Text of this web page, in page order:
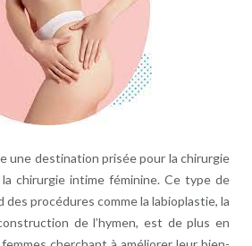
une destination prisée pour la chirurgie
chirurgie intime féminine. Ce type de
des procédures comme la labioplastie, la
de l’hymen, est de plus en